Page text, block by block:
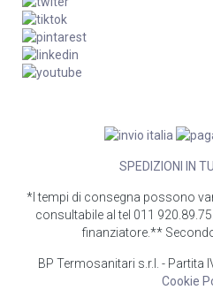
SPEDIZIONI IN
*I tempi di consegna possono
consultabile al tel 011
finanziatore.**
BP Termosanitari s.r.l. - Partita
Cookie